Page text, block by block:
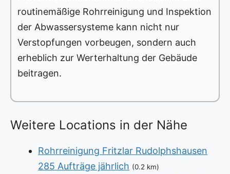
routinemäßige Rohrreinigung und Inspektion
der Abwassersysteme kann nicht nur
Verstopfungen vorbeugen, sondern auch
erheblich zur Werterhaltung der Gebäude
beitragen.
Weitere Locations in der Nähe
Rohrreinigung Fritzlar Rudolphshausen
285 Aufträge jährlich (0.2 km)